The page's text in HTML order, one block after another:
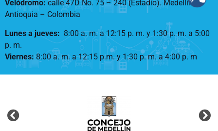
Velódromo: calle 47D No. 75 – 240 (Estadio). Medellín –
Antioquia – Colombia
Lunes a jueves: 8:00 a. m. a 12:15 p. m. y 1:30 p. m. a 5:00
p. m.
Viernes:8:00 a. m. a 12:15 p.m. y 1:30 p. m. a 4:00 p. m